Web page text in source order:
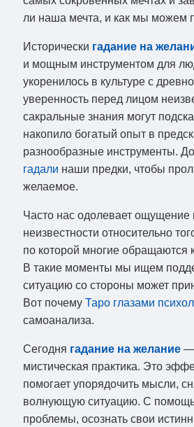
ли наша мечта, и как мы можем
Исторически гадание на
и мощным инструментом для
укоренилось в культуре с
уверенность перед лицом
сакральные знания могут
накопило богатый опыт в
разнообразные инструменты.
гадали наши предки, чтобы
желаемое.
Часто нас одолевает ощущение
неизвестности относительно
по которой многие обращаются
В такие моменты мы ищем
ситуацию со стороны может
Вот почему Таро глазами
самоанализа.
Сегодня гадание на желание —
мистическая практика. Это
помогает упорядочить мысли,
волнующую ситуацию. С
проблемы, осознать свои